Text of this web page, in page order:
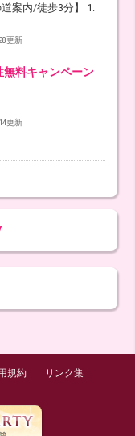
案内/徒歩3分】 1.
更新
無料キャンペーン
更新
規約
リンク集